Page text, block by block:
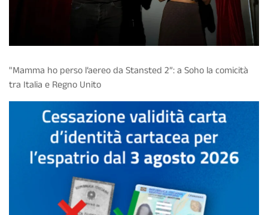
"Mamma ho perso l’aereo da Stansted 2”: a Soho la comicità
tra Italia e Regno Unito